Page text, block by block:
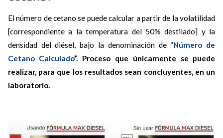
El número de cetano se puede calcular a partir de la volatilidad
[correspondiente a la temperatura del 50% destilado] y la
densidad del diésel, bajo la denominación de “Número de
Cetano Calculado”. Proceso que únicamente se puede
realizar, para que los resultados sean concluyentes, en un
laboratorio.